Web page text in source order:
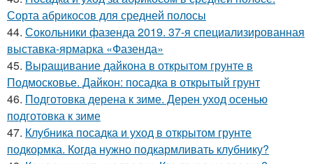
Сорта абрикосов для средней полосы
44. Сокольники фазенда 2019. 37-я специализированная
выставка-ярмарка «Фазенда»
45. Выращивание дайкона в открытом грунте в
Подмосковье. Дайкон: посадка в открытый грунт
46. Подготовка дерена к зиме. Дерен уход осенью
подготовка к зиме
47. Клубника посадка и уход в открытом грунте
подкормка. Когда нужно подкармливать клубнику?